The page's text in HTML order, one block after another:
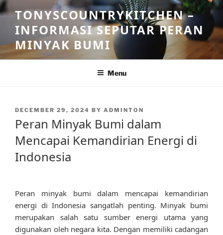
Skip
to
content
TONYSCOUNTRYKITCHEN –
INFORMASI SEPUTAR PERAN
MINYAK BUMI
Menu
POSTED
DECEMBER 29, 2024 BY ADMINTON
Peran Minyak Bumi dalam
Mencapai Kemandirian Energi di
Indonesia
Peran minyak bumi dalam mencapai kemandirian
energi di Indonesia sangatlah penting. Minyak bumi
merupakan salah satu sumber energi utama yang
digunakan oleh negara kita. Dengan memiliki cadangan